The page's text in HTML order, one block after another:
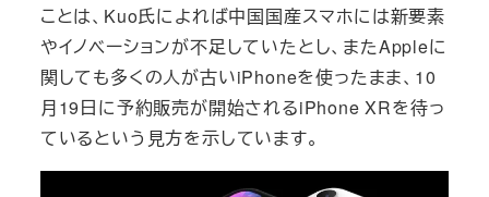
ことは、Kuo氏によれば中国国産スマホには新要素
やイノベーションが不足していたとし、またAppleに
関しても多くの人が古いiPhoneを使ったまま、10
月19日に予約販売が開始されるiPhone XRを待っ
ているという見方を示しています。